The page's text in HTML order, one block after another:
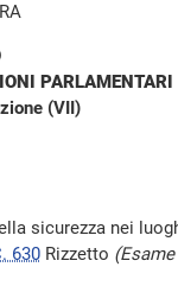
PARLAMENTARI
(VII)
sicurezza nei
630 Rizzetto